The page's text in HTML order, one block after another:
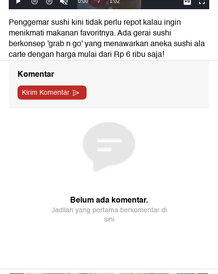
Penggemar sushi kini tidak perlu repot kalau ingin
menikmati makanan favoritnya. Ada gerai sushi
berkonsep 'grab n go' yang menawarkan aneka sushi ala
carte dengan harga mulai dari Rp 6 ribu saja!